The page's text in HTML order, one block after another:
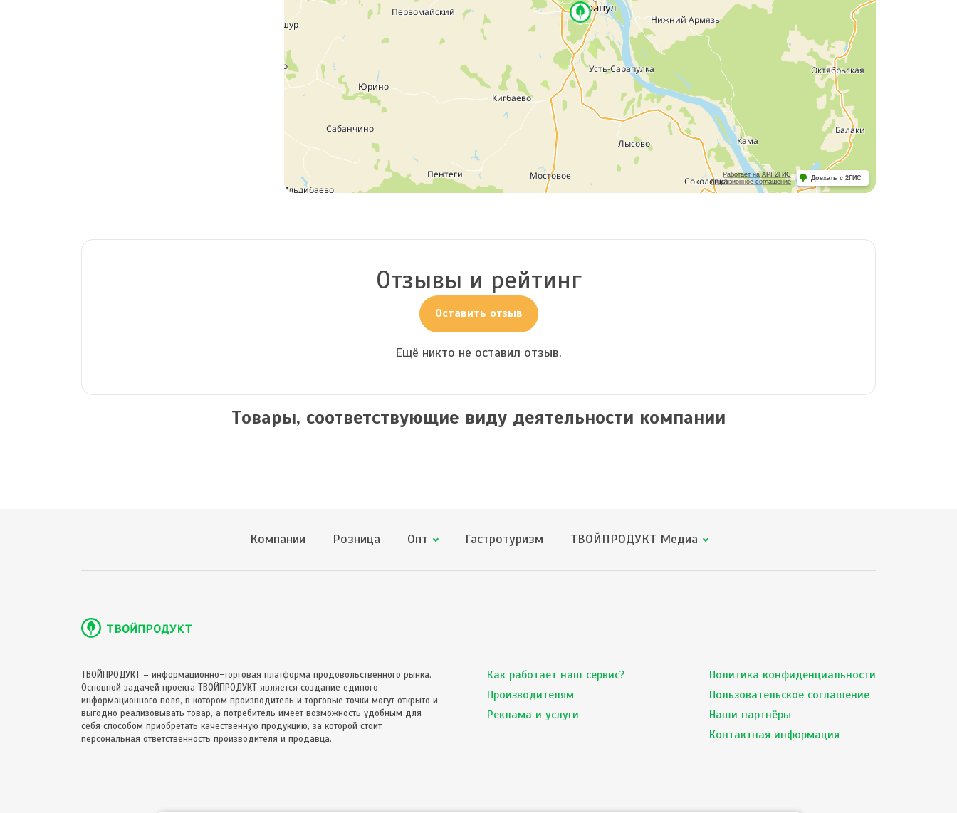
Работает на API 2ГИС
Лицензионное соглашение
Доехать с 2ГИС
Отзывы и рейтинг
Оставить отзыв
Ещё никто не оставил отзыв.
Товары, соответствующие виду деятельности компании
Компании Розница Опт Гастротуризм ТВОЙПРОДУКТ Медиа
ТВОЙПРОДУКТ – информационно-торговая платформа продовольственного рынка.
Основной задачей проекта ТВОЙПРОДУКТ является создание единого
информационного поля, в котором производитель и торговые точки могут открыто и
выгодно реализовывать товар, а потребитель имеет возможность удобным для
себя способом приобретать качественную продукцию, за которой стоит
персональная ответственность производителя и продавца.
Как работает наш сервис?
Производителям
Реклама и услуги
Политика конфиденциальности
Пользовательское соглашение
Наши партнёры
Контактная информация